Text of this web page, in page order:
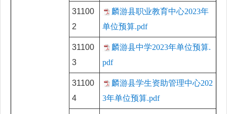
31100
2
麟游县职业教育中心2023年
单位预算.pdf
31100
3
麟游县中学2023年单位预算.
pdf
31100
4
麟游县学生资助管理中心202
3年单位预算.pdf